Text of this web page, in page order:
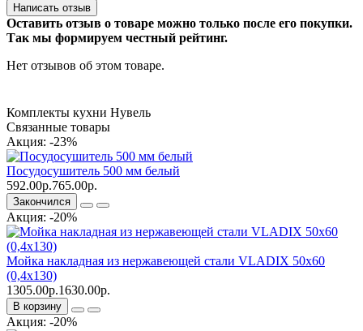
Написать отзыв
Оставить отзыв о товаре можно только после его покупки.
Так мы формируем честный рейтинг.
Нет отзывов об этом товаре.
Комплекты кухни Нувель
Связанные товары
Акция: -23%
Посудосушитель 500 мм белый
592.00р.765.00р.
Закончился
Акция: -20%
Мойка накладная из нержавеющей стали VLADIX 50х60
(0,4х130)
1305.00р.1630.00р.
В корзину
Акция: -20%